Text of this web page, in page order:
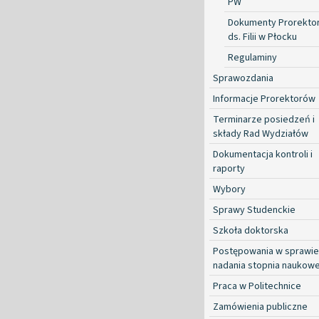
Dokumenty
ds. Filii w Płocku
Regulaminy
Sprawozdania
Informacje Prorektorów
Terminarze posiedzeń i
składy Rad Wydziałów
Dokumentacja kontroli i
raporty
Wybory
Sprawy Studenckie
Szkoła doktorska
Postępowania w sprawie
nadania stopnia
Praca w Politechnice
Zamówienia publiczne